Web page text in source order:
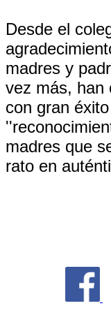
Desde el
madres y
vez más, han
con gran
madres que
rato en